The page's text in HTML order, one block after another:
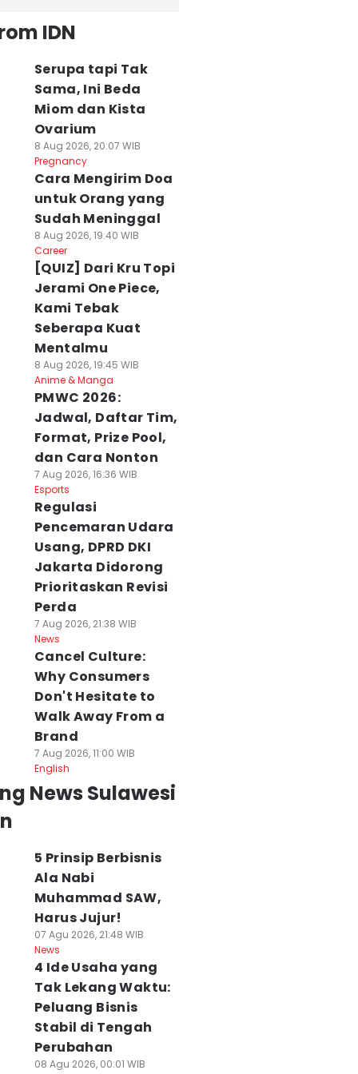
IDN
Serupa tapi Tak
Sama, Ini Beda
Miom dan Kista
Ovarium
8 Aug 2026, 20:07 WIB
Pregnancy
Cara Mengirim Doa
untuk Orang yang
Sudah Meninggal
8 Aug 2026, 19:40 WIB
Career
[QUIZ] Dari Kru Topi
Jerami One Piece,
Kami Tebak
Seberapa Kuat
Mentalmu
8 Aug 2026, 19:45 WIB
Anime & Manga
PMWC 2026:
Jadwal, Daftar Tim,
Format, Prize Pool,
dan Cara Nonton
7 Aug 2026, 16:36 WIB
Esports
Regulasi
Pencemaran Udara
Usang, DPRD DKI
Jakarta Didorong
Prioritaskan Revisi
Perda
7 Aug 2026, 21:38 WIB
News
Cancel Culture:
Why Consumers
Don't Hesitate to
Walk Away From a
Brand
7 Aug 2026, 11:00 WIB
English
News Sulawesi
5 Prinsip Berbisnis
Ala Nabi
Muhammad SAW,
Harus Jujur!
07 Agu 2026, 21:48 WIB
News
4 Ide Usaha yang
Tak Lekang Waktu:
Peluang Bisnis
Stabil di Tengah
Perubahan
08 Agu 2026, 00:01 WIB